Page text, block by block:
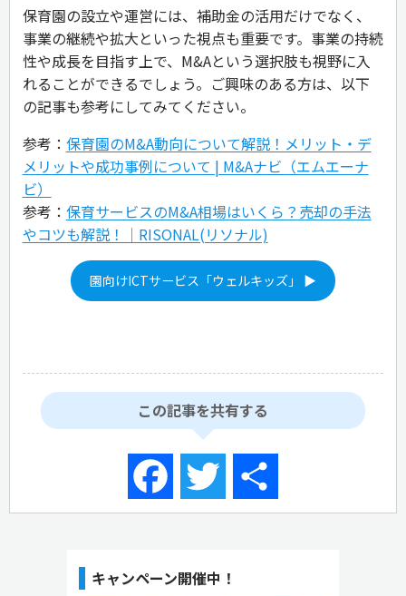
保育園の設立や運営には、補助金の活用だけでなく、
事業の継続や拡大といった視点も重要です。事業の持続
性や成長を目指す上で、M&Aという選択肢も視野に入
れることができるでしょう。ご興味のある方は、以下
の記事も参考にしてみてください。
参考： 保育園のM&A動向について解説！メリット・デ
メリットや成功事例について | M&Aナビ（エムエーナ
ビ）
参考： 保育サービスのM&A相場はいくら？売却の手法
やコツも解説！｜RISONAL(リソナル)
園向けICTサービス「ウェルキッズ」 ▶
この記事を共有する
FacebookTwitter
キャンペーン開催中！